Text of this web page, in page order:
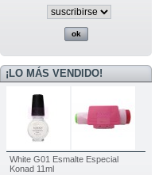
¡LO MÁS VENDIDO!
White G01 Esmalte Especial
Konad 11ml